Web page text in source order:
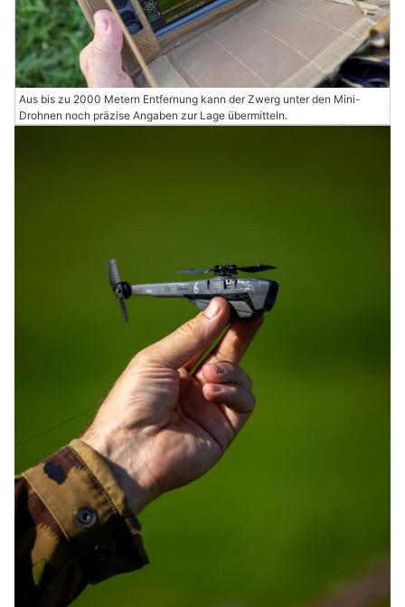
Aus bis zu 2000 Metern Entfernung kann der Zwerg unter den Mini-
Drohnen noch präzise Angaben zur Lage übermitteln.